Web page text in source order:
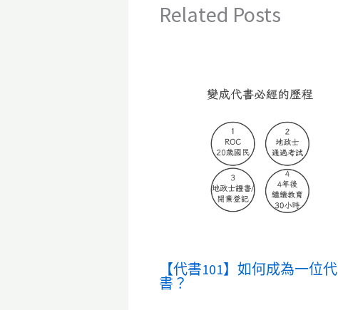
Related Posts
【代書101】如何成為一位代
書？